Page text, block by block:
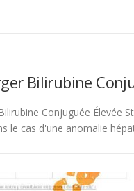
Bilirubine
Conjuguée Élevée
le cas d'une anomalie